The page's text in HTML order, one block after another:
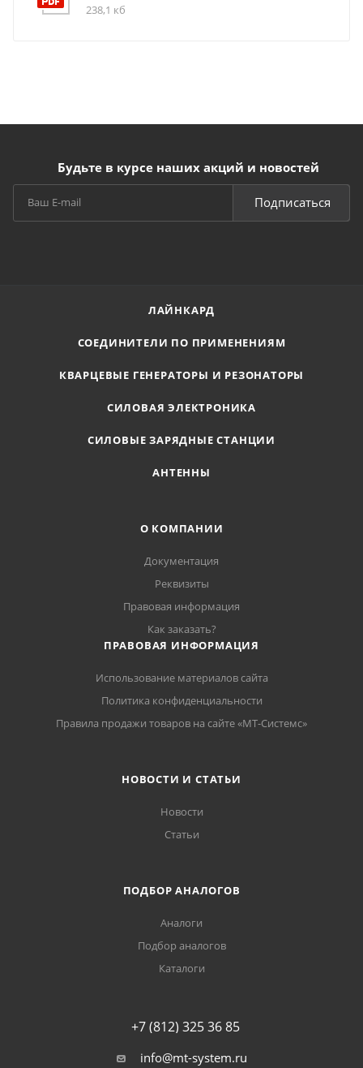
238,1 кб
Будьте в курсе наших акций и новостей
Подписаться
ЛАЙНКАРД
СОЕДИНИТЕЛИ ПО ПРИМЕНЕНИЯМ
КВАРЦЕВЫЕ ГЕНЕРАТОРЫ И РЕЗОНАТОРЫ
СИЛОВАЯ ЭЛЕКТРОНИКА
СИЛОВЫЕ ЗАРЯДНЫЕ СТАНЦИИ
АНТЕННЫ
О КОМПАНИИ
Документация
Реквизиты
Правовая информация
Как заказать?
ПРАВОВАЯ ИНФОРМАЦИЯ
Использование материалов сайта
Политика конфиденциальности
Правила продажи товаров на сайте «МТ-Системс»
НОВОСТИ И СТАТЬИ
Новости
Статьи
ПОДБОР АНАЛОГОВ
Аналоги
Подбор аналогов
Каталоги
+7 (812) 325 36 85
info@mt-system.ru